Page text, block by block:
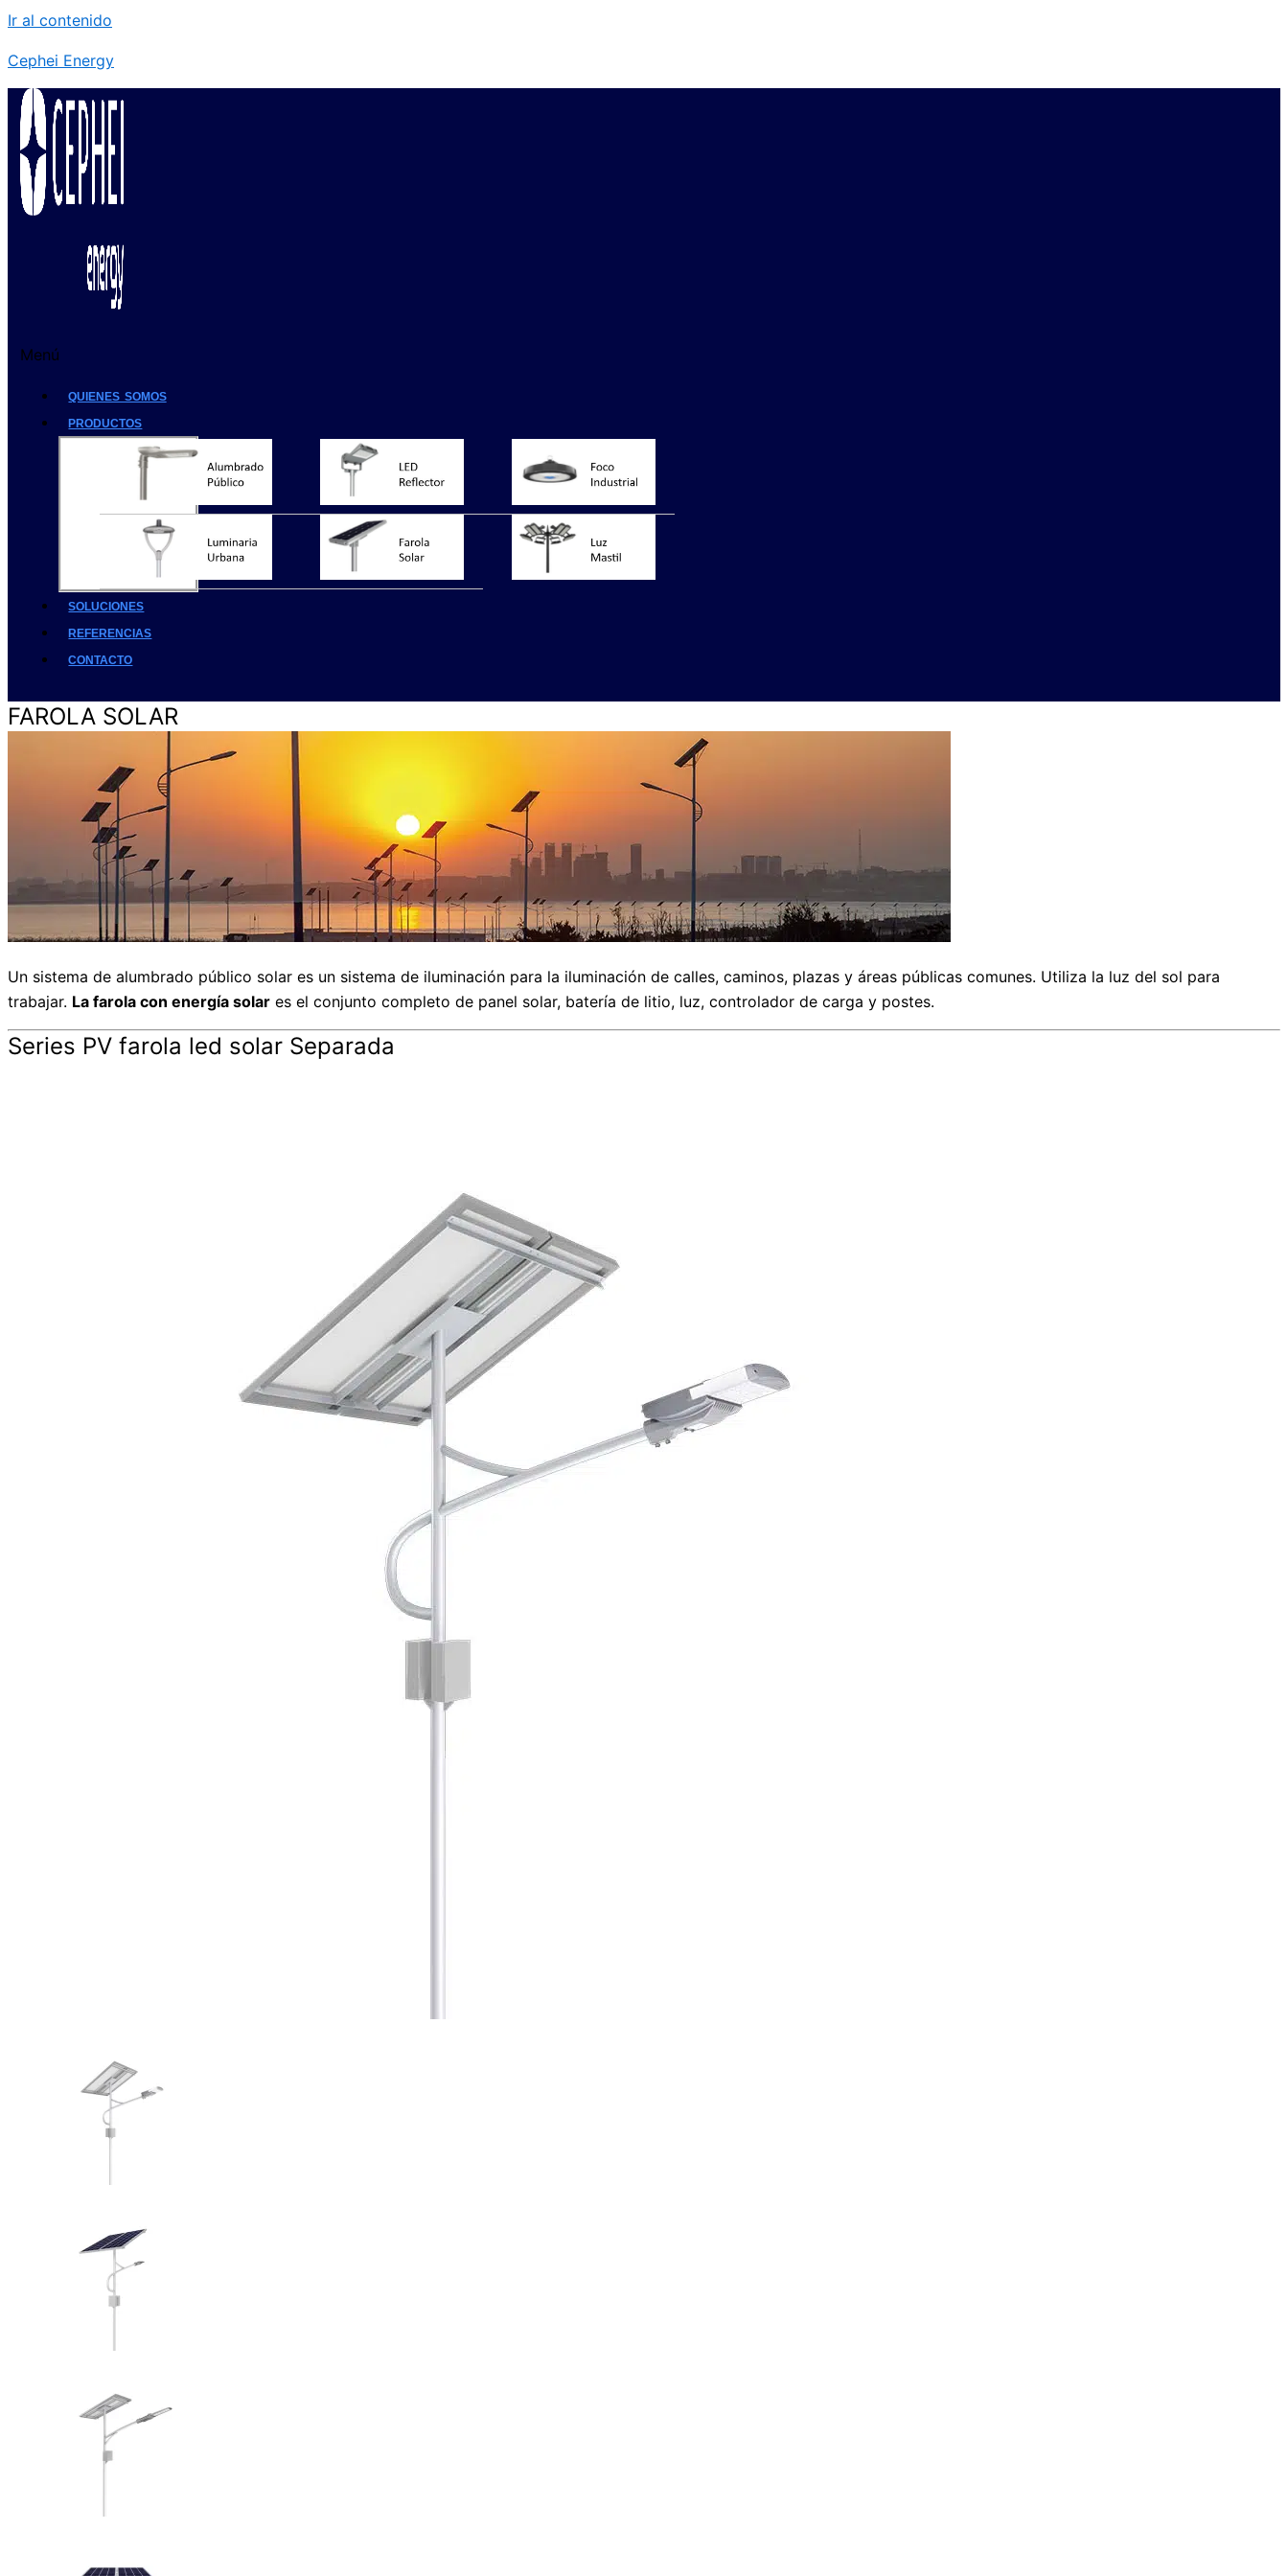
Ir al contenido
Cephei Energy
Menú
QUIENES SOMOS
PRODUCTOS
SOLUCIONES
REFERENCIAS
CONTACTO
FAROLA SOLAR
Un sistema de alumbrado público solar es un sistema de iluminación para la iluminación de calles, caminos, plazas y áreas públicas comunes. Utiliza la luz del sol para
trabajar. La farola con energía solar es el conjunto completo de panel solar, batería de litio, luz, controlador de carga y postes.
Series PV farola led solar Separada